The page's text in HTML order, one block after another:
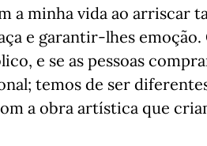
a minha vida ao arriscar
e garantir-lhes
e se as pessoas
temos de ser
a obra artística que